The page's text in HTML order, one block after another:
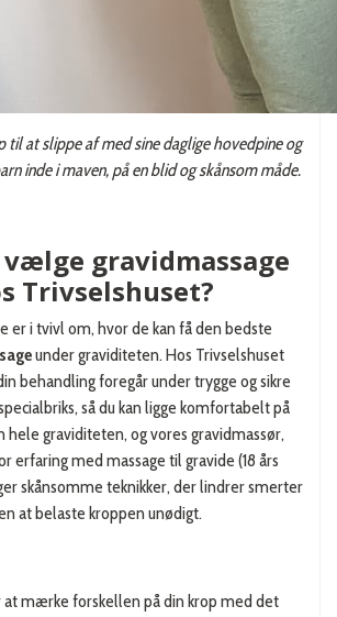
til at slippe af med sine daglige hovedpine og
inde i maven, på en blid og skånsom måde.
gravidmassage
Trivselshuset?
er i tvivl om, hvor de kan få den bedste
under graviditeten. Hos Trivselshuset
behandling foregår under trygge og sikre
så du kan ligge komfortabelt på
hele graviditeten, og vores gravidmassør,
erfaring med massage til gravide (18 års
skånsomme teknikker, der lindrer smerter
at belaste kroppen unødigt.
at mærke forskellen på din krop med det